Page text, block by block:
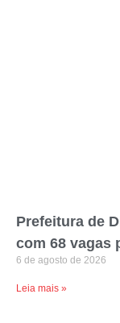
Prefeitura de
com 68 vagas
6 de agosto de 2026
Leia mais »